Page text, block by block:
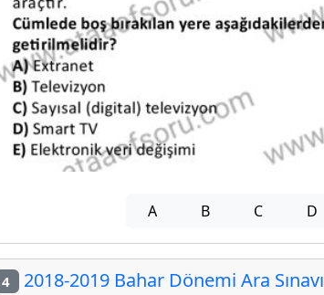
A B C D
4 2018-2019 Bahar Dönemi Ara Sınavı